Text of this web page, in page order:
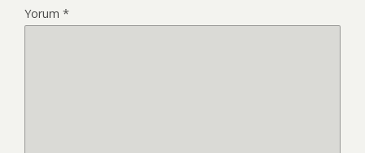
Yorum *